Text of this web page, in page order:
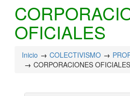
OFICIALES
Inicio COLECTIVISMO
CORPORACIONES OFICIALES